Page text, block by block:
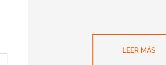
LEER MÁS